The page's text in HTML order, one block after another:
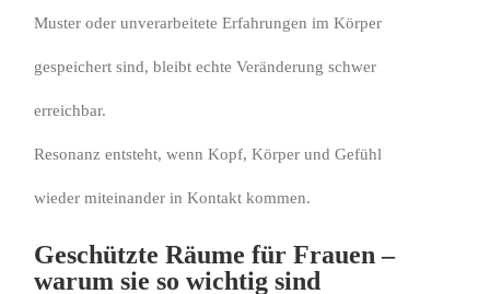
Muster oder unverarbeitete Erfahrungen im Körper
gespeichert sind, bleibt echte Veränderung schwer
erreichbar.
Resonanz entsteht, wenn Kopf, Körper und Gefühl
wieder miteinander in Kontakt kommen.
Geschützte Räume für Frauen –
warum sie so wichtig sind